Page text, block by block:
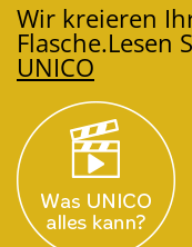
Wir kreieren
Flasche.Lesen
UNICO